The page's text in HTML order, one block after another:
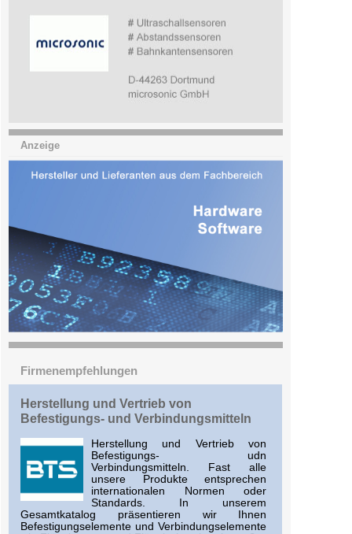
Anzeige
Firmenempfehlungen
Herstellung und Vertrieb von
Befestigungs- und Verbindungsmitteln
Herstellung und Vertrieb von
Befestigungs- udn
Verbindungsmitteln. Fast alle
unsere Produkte entsprechen
internationalen Normen oder
Standards. In unserem
Gesamtkatalog präsentieren wir Ihnen
Befestigungselemente und Verbindungselemente